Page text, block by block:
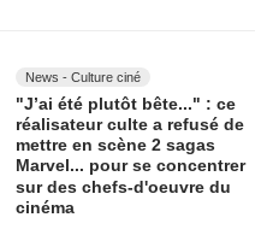
News - Culture ciné
"J’ai été plutôt bête..." : ce
réalisateur culte a refusé de
mettre en scène 2 sagas
Marvel... pour se concentrer
sur des chefs-d'oeuvre du
cinéma